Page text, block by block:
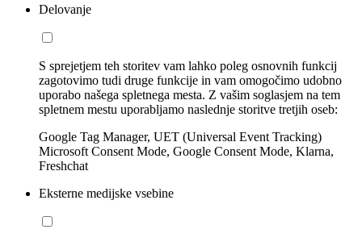
Delovanje
S sprejetjem teh storitev vam lahko poleg osnovnih funkcij
zagotovimo tudi druge funkcije in vam omogočimo udobno
uporabo našega spletnega mesta. Z vašim soglasjem na tem
spletnem mestu uporabljamo naslednje storitve tretjih oseb:
Google Tag Manager, UET (Universal Event Tracking)
Microsoft Consent Mode, Google Consent Mode, Klarna,
Freshchat
Eksterne medijske vsebine